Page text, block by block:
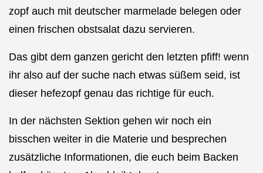
zopf auch mit deutscher marmelade belegen oder
einen frischen obstsalat dazu servieren.
Das gibt dem ganzen gericht den letzten pfiff! wenn
ihr also auf der suche nach etwas süßem seid, ist
dieser hefezopf genau das richtige für euch.
In der nächsten Sektion gehen wir noch ein
bisschen weiter in die Materie und besprechen
zusätzliche Informationen, die euch beim Backen